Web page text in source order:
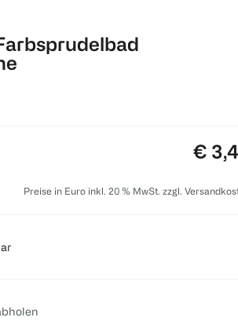
€
Preise in Euro inkl. 20 % MwSt. zzgl.